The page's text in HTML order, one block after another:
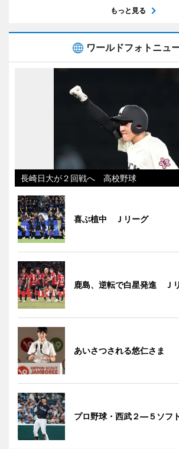
もっと見る
ワールドフォトニュ
長崎日大が２回戦へ 高校野球
喜ぶ植中 Ｊリーグ
鹿島、逆転で白星発進 Ｊ
あいさつされる悠仁さま
プロ野球・西武２―５ソフ